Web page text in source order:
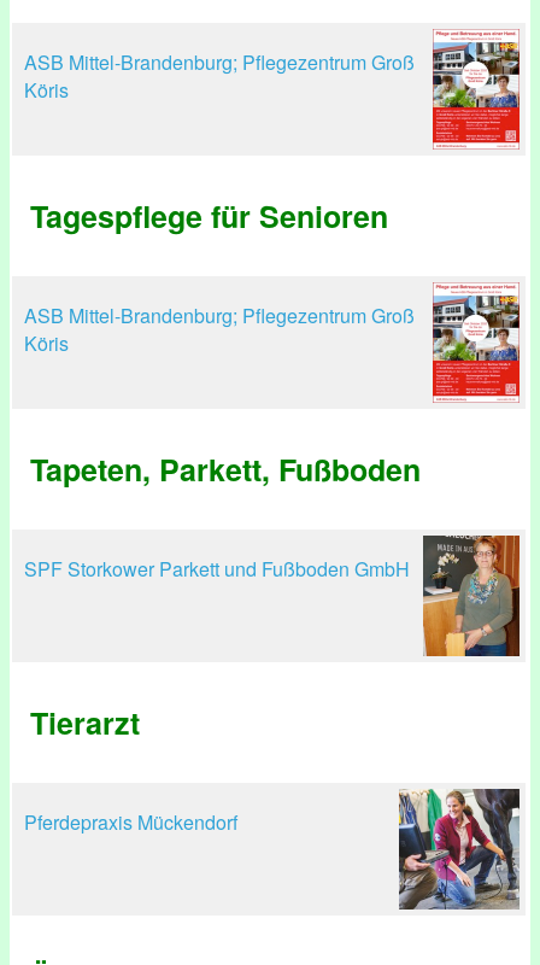
ASB Mittel-Brandenburg; Pflegezentrum Groß
Köris
Tagespflege für Senioren
ASB Mittel-Brandenburg; Pflegezentrum Groß
Köris
Tapeten, Parkett, Fußboden
SPF Storkower Parkett und Fußboden GmbH
Tierarzt
Pferdepraxis Mückendorf